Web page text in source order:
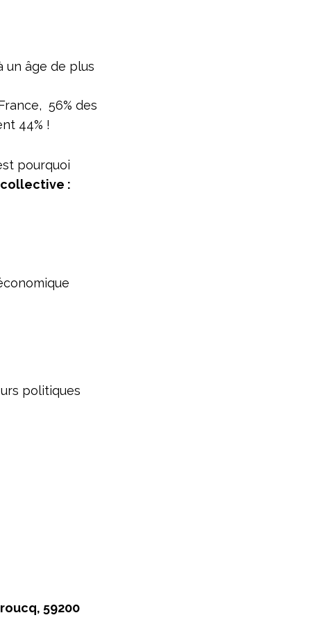
un âge de plus
56% des
44% !
pourquoi
:
politiques
59200